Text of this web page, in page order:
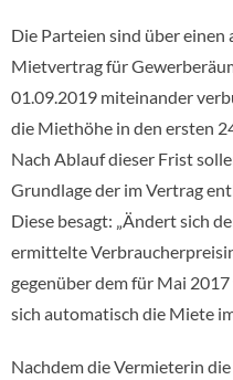
Die Parteien sind über einen
Mietvertrag für
01.09.2019 miteinander
die Miethöhe in den ersten
Nach Ablauf dieser Frist
Grundlage der im Vertrag
Diese besagt: „Ändert sich
ermittelte
gegenüber dem für Mai
sich automatisch die Miete
Nachdem die Vermieterin